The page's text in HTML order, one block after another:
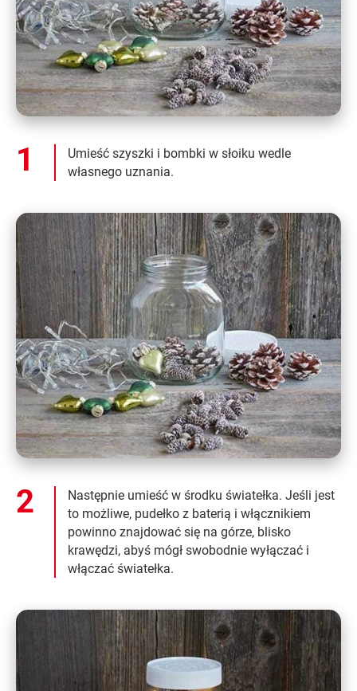
Umieść szyszki i bombki w słoiku wedle
własnego uznania.
Następnie umieść w środku światełka. Jeśli jest
to możliwe, pudełko z baterią i włącznikiem
powinno znajdować się na górze, blisko
krawędzi, abyś mógł swobodnie wyłączać i
włączać światełka.